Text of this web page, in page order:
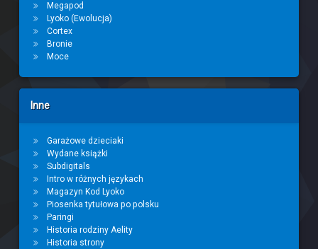
Megapod
Lyoko (Ewolucja)
Cortex
Bronie
Moce
Inne
Garażowe dzieciaki
Wydane książki
Subdigitals
Intro w różnych językach
Magazyn Kod Lyoko
Piosenka tytułowa po polsku
Paringi
Historia rodziny Aelity
Historia strony